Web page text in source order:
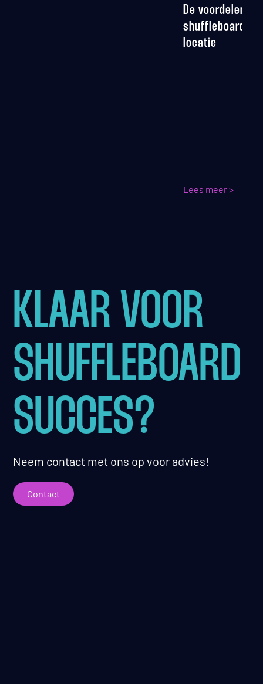
De voordelen
shuffleboard
locatie
Lees meer >
KLAAR VOOR
SHUFFLEBOARD
SUCCES?
Neem contact met ons op voor advies!
Contact